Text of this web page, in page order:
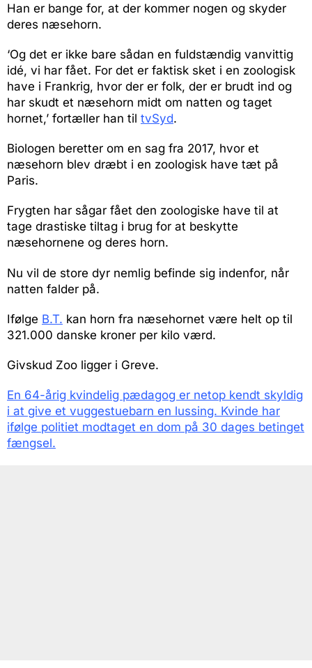
Han er bange for, at der kommer nogen og skyder
deres næsehorn.
‘Og det er ikke bare sådan en fuldstændig vanvittig
idé, vi har fået. For det er faktisk sket i en zoologisk
have i Frankrig, hvor der er folk, der er brudt ind og
har skudt et næsehorn midt om natten og taget
hornet,’ fortæller han til tvSyd.
Biologen beretter om en sag fra 2017, hvor et
næsehorn blev dræbt i en zoologisk have tæt på
Paris.
Frygten har sågar fået den zoologiske have til at
tage drastiske tiltag i brug for at beskytte
næsehornene og deres horn.
Nu vil de store dyr nemlig befinde sig indenfor, når
natten falder på.
Ifølge B.T. kan horn fra næsehornet være helt op til
321.000 danske kroner per kilo værd.
Givskud Zoo ligger i Greve.
En 64-årig kvindelig pædagog er netop kendt skyldig
i at give et vuggestuebarn en lussing. Kvinde har
ifølge politiet modtaget en dom på 30 dages betinget
fængsel.